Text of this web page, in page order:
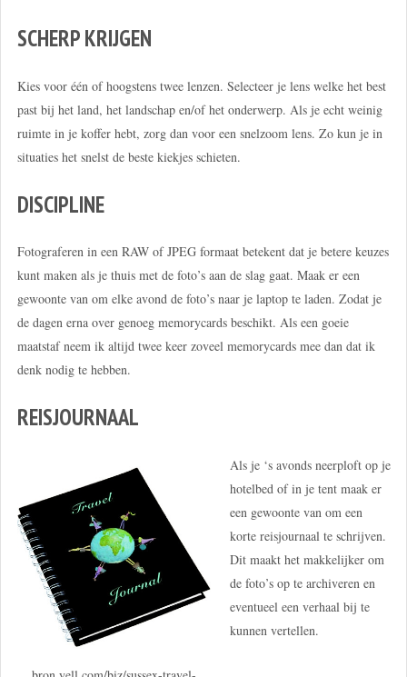
SCHERP KRIJGEN
Kies voor één of hoogstens twee lenzen. Selecteer je lens welke het best
past bij het land, het landschap en/of het onderwerp. Als je echt weinig
ruimte in je koffer hebt, zorg dan voor een snelzoom lens. Zo kun je in
situaties het snelst de beste kiekjes schieten.
DISCIPLINE
Fotograferen in een RAW of JPEG formaat betekent dat je betere keuzes
kunt maken als je thuis met de foto’s aan de slag gaat. Maak er een
gewoonte van om elke avond de foto’s naar je laptop te laden. Zodat je
de dagen erna over genoeg memorycards beschikt. Als een goeie
maatstaf neem ik altijd twee keer zoveel memorycards mee dan dat ik
denk nodig te hebben.
REISJOURNAAL
Als je ‘s avonds neerploft op je
hotelbed of in je tent maak er
een gewoonte van om een
korte reisjournaal te schrijven.
Dit maakt het makkelijker om
de foto’s op te archiveren en
eventueel een verhaal bij te
kunnen vertellen.